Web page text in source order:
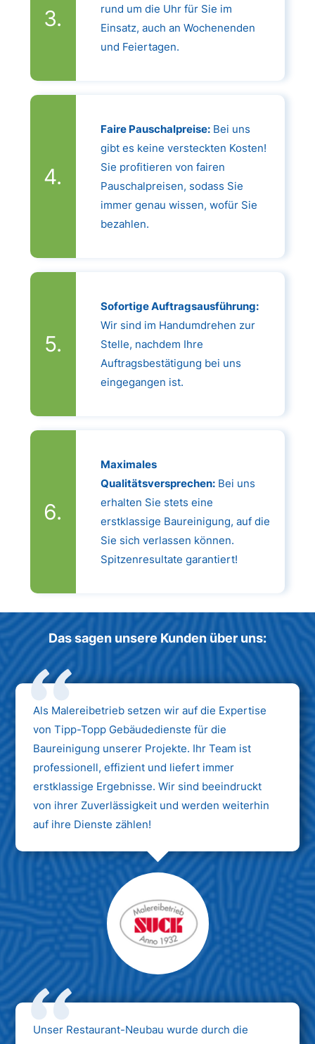
rund um die Uhr für Sie im
Einsatz, auch an Wochenenden
und Feiertagen.
Faire Pauschalpreise:Bei uns
gibt es keine versteckten Kosten!
Sie profitieren von fairen
Pauschalpreisen, sodass Sie
immer genau wissen, wofür Sie
bezahlen.
Sofortige Auftragsausführung:
Wir sind im Handumdrehen zur
Stelle, nachdem Ihre
Auftragsbestätigung bei uns
eingegangen ist.
Maximales
Qualitätsversprechen:Bei uns
erhalten Sie stets eine
erstklassige Baureinigung, auf die
Sie sich verlassen können.
Spitzenresultate garantiert!
Das sagen unsere Kunden über uns:
Als Malereibetrieb setzen wir auf die Expertise
von Tipp-Topp Gebäudedienste für die
Baureinigung unserer Projekte. Ihr Team ist
professionell, effizient und liefert immer
erstklassige Ergebnisse. Wir sind beeindruckt
von ihrer Zuverlässigkeit und werden weiterhin
auf ihre Dienste zählen!
Unser Restaurant-Neubau wurde durch die